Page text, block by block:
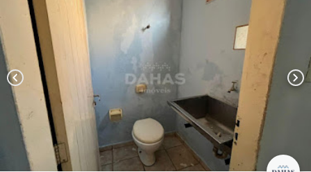
chevron_left chevron_right